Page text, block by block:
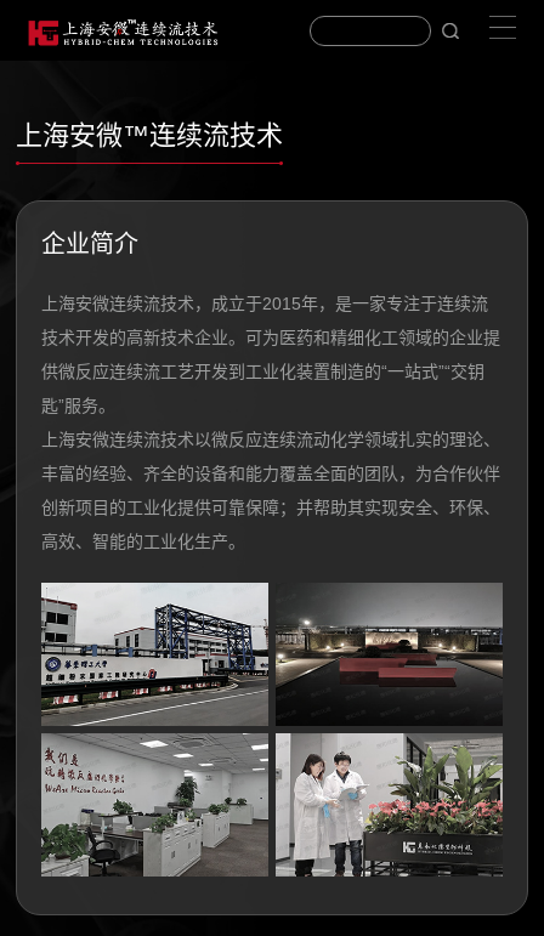
上海安微™连续流技术
企业简介
上海安微连续流技术，成立于2015年，是一家专注于连续流
技术开发的高新技术企业。可为医药和精细化工领域的企业提
供微反应连续流工艺开发到工业化装置制造的“一站式”“交钥
匙”服务。
上海安微连续流技术以微反应连续流动化学领域扎实的理论、
丰富的经验、齐全的设备和能力覆盖全面的团队，为合作伙伴
创新项目的工业化提供可靠保障；并帮助其实现安全、环保、
高效、智能的工业化生产。